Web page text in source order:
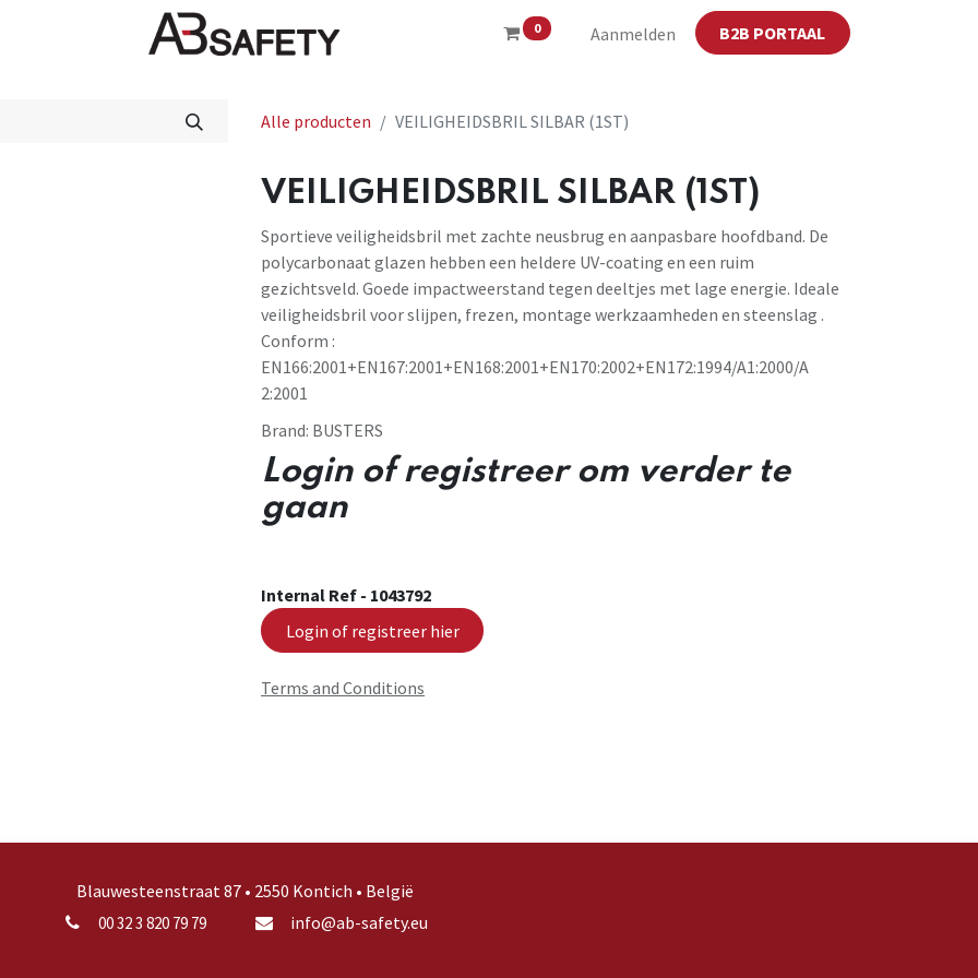
0 Aanmelden B2B PORTAAL
Winkel CE
Alle producten VEILIGHEIDSBRIL SILBAR (1ST)
VEILIGHEIDSBRIL SILBAR (1ST)
Sportieve veiligheidsbril met zachte neusbrug en aanpasbare hoofdband. De
polycarbonaat glazen hebben een heldere UV-coating en een ruim
gezichtsveld. Goede impactweerstand tegen deeltjes met lage energie. Ideale
veiligheidsbril voor slijpen, frezen, montage werkzaamheden en steenslag .
Conform :
EN166:2001+EN167:2001+EN168:2001+EN170:2002+EN172:1994/A1:2000/A
2:2001
Brand: BUSTERS
Login of registreer om verder te
gaan
Internal Ref - 1043792
Login of registreer hier
Terms and Conditions
Blauwesteenstraat 87 • 2550 Kontich • België
00 32 3 820 79 79 info@ab-safety.eu